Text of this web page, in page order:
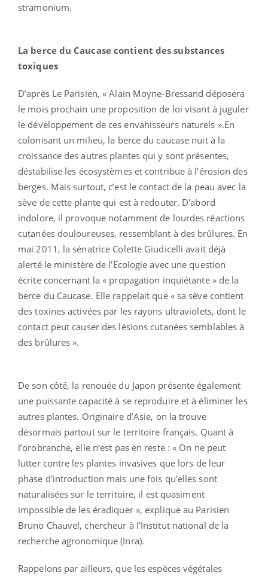
stramonium.
La berce du Caucase contient des substances
toxiques
D’après Le Parisien, « Alain Moyne-Bressand déposera
le mois prochain une proposition de loi visant à juguler
le développement de ces envahisseurs naturels ».En
colonisant un milieu, la berce du caucase nuit à la
croissance des autres plantes qui y sont présentes,
déstabilise les écosystèmes et contribue à l’érosion des
berges. Mais surtout, c’est le contact de la peau avec la
sève de cette plante qui est à redouter. D'abord
indolore, il provoque notamment de lourdes réactions
cutanées douloureuses, ressemblant à des brûlures. En
mai 2011, la sénatrice Colette Giudicelli avait déjà
alerté le ministère de l’Ecologie avec une question
écrite concernant la « propagation inquiétante » de la
berce du Caucase. Elle rappelait que « sa sève contient
des toxines activées par les rayons ultraviolets, dont le
contact peut causer des lésions cutanées semblables à
des brûlures ».
De son côté, la renouée du Japon présente également
une puissante capacité à se reproduire et à éliminer les
autres plantes. Originaire d’Asie, on la trouve
désormais partout sur le territoire français. Quant à
l’orobranche, elle n’est pas en reste : « On ne peut
lutter contre les plantes invasives que lors de leur
phase d'introduction mais une fois qu'elles sont
naturalisées sur le territoire, il est quasiment
impossible de les éradiquer », explique au Parisien
Bruno Chauvel, chercheur à l'Institut national de la
recherche agronomique (Inra).
Rappelons par ailleurs, que les espèces végétales